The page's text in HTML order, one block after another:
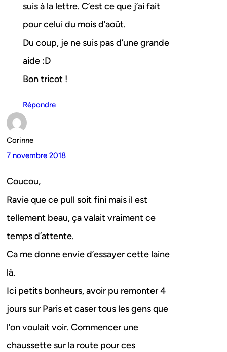
suis à la lettre. C’est ce que j’ai fait
pour celui du mois d’août.
Du coup, je ne suis pas d’une grande
aide :D
Bon tricot !
Répondre
Corinne
7 novembre 2018
Coucou,
Ravie que ce pull soit fini mais il est
tellement beau, ça valait vraiment ce
temps d’attente.
Ca me donne envie d’essayer cette laine
là.
Ici petits bonheurs, avoir pu remonter 4
jours sur Paris et caser tous les gens que
l’on voulait voir. Commencer une
chaussette sur la route pour ces